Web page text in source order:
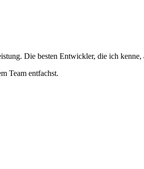
Die besten Entwickler, die ich
Team entfachst.